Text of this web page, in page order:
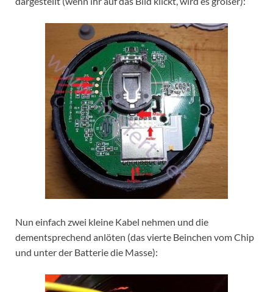
Nun einfach zwei kleine Kabel nehmen und die
dementsprechend anlöten (das vierte Beinchen vom Chip
und unter der Batterie die Masse):